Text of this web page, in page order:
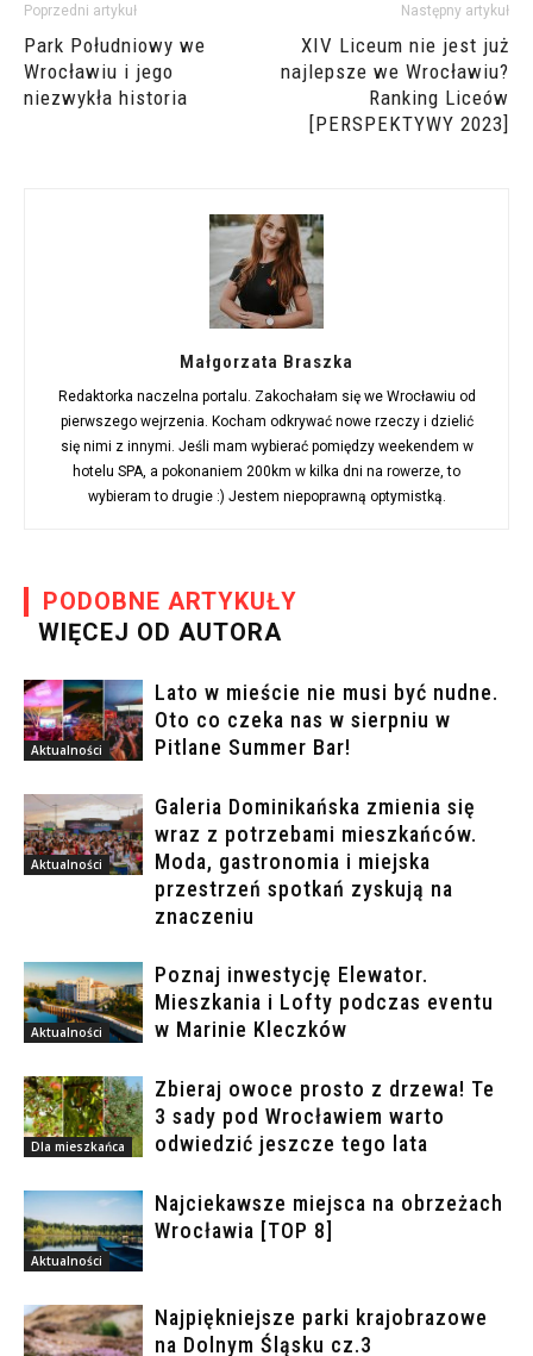
Poprzedni artykuł
Park Południowy we
Wrocławiu i jego
niezwykła historia
Następny artykuł
XIV Liceum nie jest już
najlepsze we Wrocławiu?
Ranking Liceów
[PERSPEKTYWY 2023]
Małgorzata Braszka
Redaktorka naczelna portalu. Zakochałam się we Wrocławiu od
pierwszego wejrzenia. Kocham odkrywać nowe rzeczy i dzielić
się nimi z innymi. Jeśli mam wybierać pomiędzy weekendem w
hotelu SPA, a pokonaniem 200km w kilka dni na rowerze, to
wybieram to drugie :) Jestem niepoprawną optymistką.
PODOBNE ARTYKUŁY
WIĘCEJ OD AUTORA
Aktualności
Lato w mieście nie musi być nudne.
Oto co czeka nas w sierpniu w
Pitlane Summer Bar!
Aktualności
Galeria Dominikańska zmienia się
wraz z potrzebami mieszkańców.
Moda, gastronomia i miejska
przestrzeń spotkań zyskują na
znaczeniu
Aktualności
Poznaj inwestycję Elewator.
Mieszkania i Lofty podczas eventu
w Marinie Kleczków
Dla mieszkańca
Zbieraj owoce prosto z drzewa! Te
3 sady pod Wrocławiem warto
odwiedzić jeszcze tego lata
Aktualności
Najciekawsze miejsca na obrzeżach
Wrocławia [TOP 8]
Najpiękniejsze parki krajobrazowe
na Dolnym Śląsku cz.3